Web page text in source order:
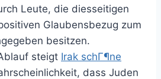
Leute, die diesseitigen
Glaubensbezug zum
besitzen.
steigt Irak schГ¶ne
dass Juden